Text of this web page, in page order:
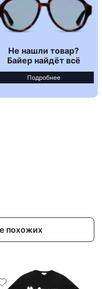
Не нашли товар?
Байер найдёт всё
Подробнее
похожих